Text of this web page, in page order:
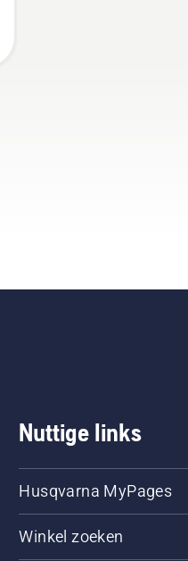
Nuttige links
Husqvarna MyPages
Winkel zoeken